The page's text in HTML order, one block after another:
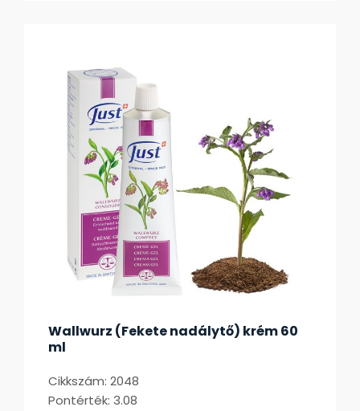
Wallwurz (Fekete nadálytő) krém 60
ml
Cikkszám: 2048
Pontérték: 3.08